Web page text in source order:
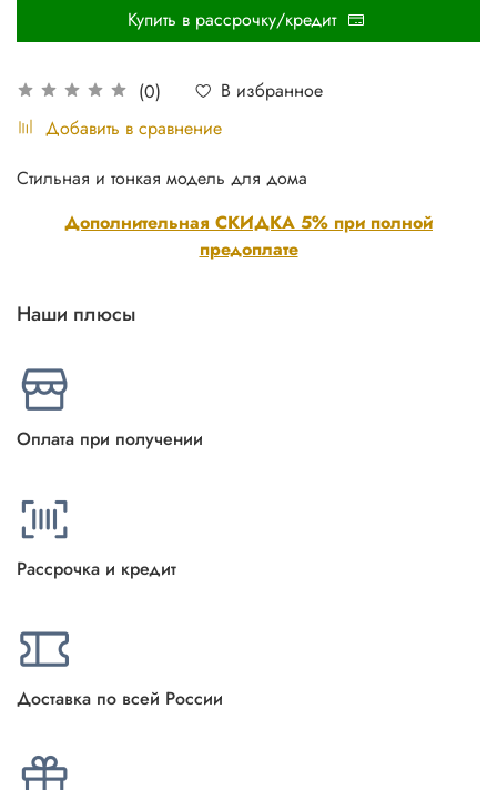
(0)
В избранное
Добавить в сравнение
Купить в рассрочку/кредит
Дополнительная СКИДКА 5% при полной
предоплате
Стильная и тонкая модель для дома
Наши плюсы
Оплата при получении
Рассрочка и кредит
Доставка по всей России